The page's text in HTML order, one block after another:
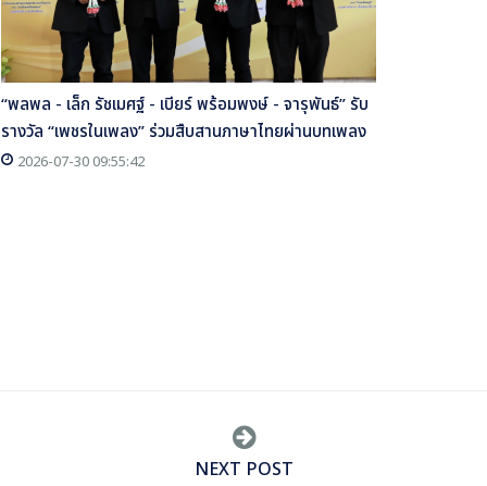
“พลพล - เล็ก รัชเมศฐ์ - เบียร์ พร้อมพงษ์ - จารุพันธ์” รับ
รางวัล “เพชรในเพลง” ร่วมสืบสานภาษาไทยผ่านบทเพลง
2026-07-30 09:55:42
NEXT POST